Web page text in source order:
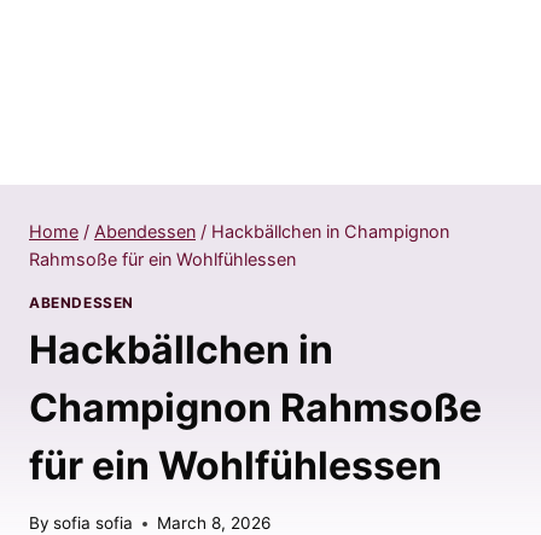
Home / Abendessen / Hackbällchen in Champignon
Rahmsoße für ein Wohlfühlessen
ABENDESSEN
Hackbällchen in
Champignon Rahmsoße
für ein Wohlfühlessen
By sofia sofia March 8, 2026